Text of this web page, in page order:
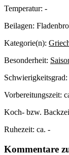
Temperatur: -
Beilagen:
Kategorie(n):
Besonderheit:
Schwierigkeitsgrad:
Vorbereitungszeit:
Koch- bzw.
Ruhezeit: ca. -
Kommentare